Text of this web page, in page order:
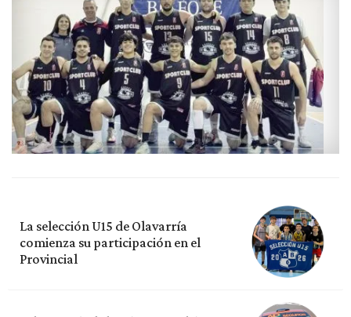
La selección U15 de Olavarría
comienza su participación en el
Provincial